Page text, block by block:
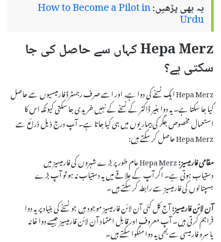
یہ بھی پڑھیں:How to Become a Pilot in
Urdu
Hepa Merz کہاں سے حاصل کی جا
سکتی ہے؟
Hepa Merz ایک نسخے کی دوا ہے، اور اسے صرف رجسٹرڈ فارمیسیوں سے حاصل
کیا جا سکتا ہے۔ یہ دوا بغیر ڈاکٹر کے نسخے کے نہیں خریدی جا سکتی کیونکہ اس کا
استعمال مخصوص جگر کی بیماریوں میں ہی کیا جاتا ہے۔ آپ درج ذیل ذرائع سے
Hepa Merz حاصل کر سکتے ہیں:
مقامی فارمیسیز:
Hepa Merz عام طور پر بڑے شہروں کی فارمیسیز میں
دستیاب ہوتی ہے۔ اگر آپ کے علاقے میں یہ دستیاب نہ ہو تو آپ بڑے
ہسپتالوں کی فارمیسیز سے رابطہ کر سکتے ہیں۔
آن لائن فارمیسیز:آج کل کئی آن لائن فارمیسیز موجود ہیں جو نسخے کی بنیاد پر یہ دوا
فراہم کرتی ہیں۔ آپ معروف اور قابل اعتماد آن لائن فارمیسیز جیسے دوا خانہ
یا سرو فارمیسی سے بھی یہ دوا منگوا سکتے ہیں۔